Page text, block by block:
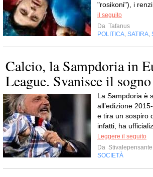
"rosikoni"), i
il seguito
Da Tafanus
POLITICA SATIRA
Calcio, la Sampdoria in
League. Svanisce il
La Sampdoria è
all’edizione
e tira un sospiro
infatti, ha
Leggere il seguito
Da Stivalepensante
SOCIETÀ